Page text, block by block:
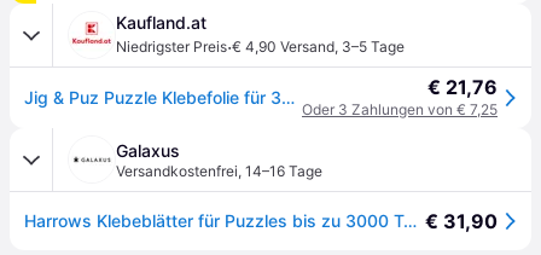
Kaufland.at
Niedrigster Preis·€ 4,90 Versand, 3–5 Tage
Jig & Puz Puzzle Klebefolie für 3000 Teile - selbstklebendes Blatt € 21,76
Oder 3 Zahlungen von € 7,25
Galaxus
Versandkostenfrei, 14–16 Tage
Harrows Klebeblätter für Puzzles bis zu 3000 Teile € 31,90